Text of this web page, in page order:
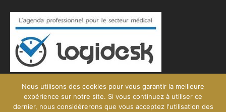
Nous utilisons des cookies pour vous garantir la meilleure
expérience sur notre site. Si vous continuez à utiliser ce
dernier, nous considérerons que vous acceptez l'utilisation des